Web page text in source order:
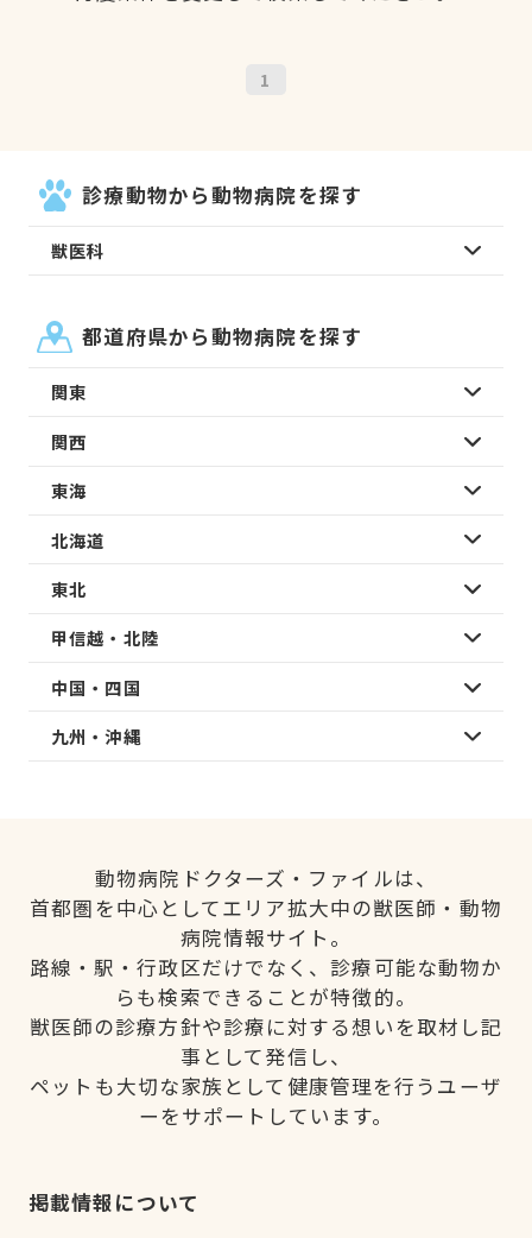
1
診療動物から動物病院を探す
獣医科
都道府県から動物病院を探す
関東
関西
東海
北海道
東北
甲信越・北陸
中国・四国
九州・沖縄
動物病院ドクターズ・ファイルは、
首都圏を中心としてエリア拡大中の獣医師・動物
病院情報サイト。
路線・駅・行政区だけでなく、診療可能な動物か
らも検索できることが特徴的。
獣医師の診療方針や診療に対する想いを取材し記
事として発信し、
ペットも大切な家族として健康管理を行うユーザ
ーをサポートしています。
掲載情報について